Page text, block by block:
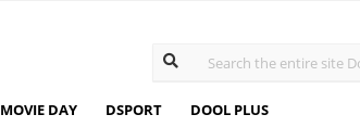
MOVIE DAY DSPORT DOOL PLUS